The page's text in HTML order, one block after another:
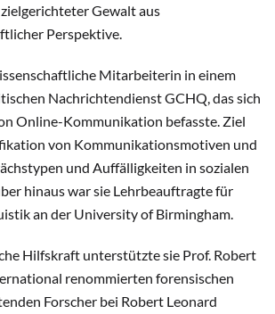
Gewalt aus
Perspektive.
Mitarbeiterin in einem
Nachrichtendienst GCHQ, das sich
Online-Kommunikation befasste. Ziel
von Kommunikationsmotiven und
und Auffälligkeiten in sozialen
hinaus war sie Lehrbeauftragte für
an der University of Birmingham.
Hilfskraft unterstützte sie Prof. Robert
renommierten forensischen
Forscher bei Robert Leonard